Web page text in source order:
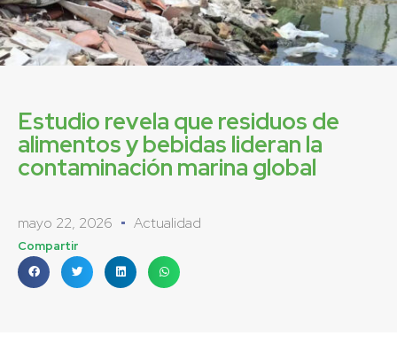
Estudio revela que residuos de
alimentos y bebidas lideran la
contaminación marina global
mayo 22, 2026 Actualidad
Compartir